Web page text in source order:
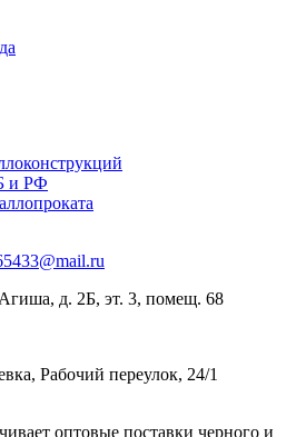
и РФ
д. 2Б, эт. 3, помещ. 68
Рабочий переулок, 24/1
оптовые поставки черного и